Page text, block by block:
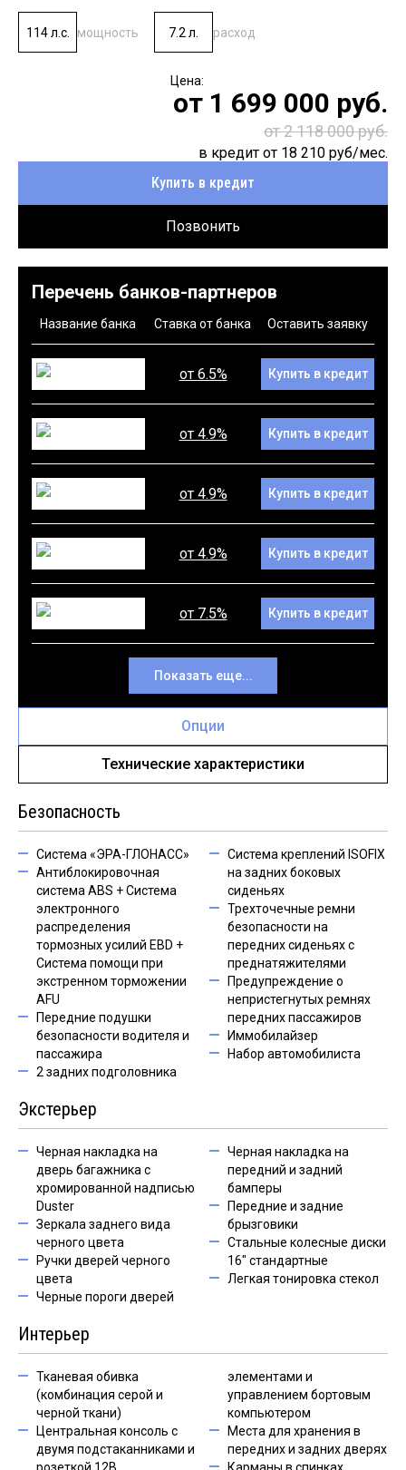
114 л.с. мощность 7.2 л. расход
от 1 699 000 руб.
от 2 118 000 руб.
в кредит от 18 210 руб/мес.
Купить в кредит
Позвонить
Перечень банков-партнеров
Название банка Ставка от банка Оставить заявку
от 6.5% Купить в кредит
от 4.9% Купить в кредит
от 4.9% Купить в кредит
от 4.9% Купить в кредит
от 7.5% Купить в кредит
Показать еще...
Опции
Технические характеристики
Безопасность
Система «ЭРА-ГЛОНАСС»
Антиблокировочная
система ABS + Система
электронного
распределения
тормозных усилий EBD +
Система помощи при
экстренном торможении
AFU
Передние подушки
безопасности водителя и
пассажира
2 задних подголовника
Система креплений ISOFIX
на задних боковых
сиденьях
Трехточечные ремни
безопасности на
передних сиденьях с
преднатяжителями
Предупреждение о
непристегнутых ремнях
передних пассажиров
Иммобилайзер
Набор автомобилиста
Экстерьер
Черная накладка на
дверь багажника с
хромированной надписью
Duster
Зеркала заднего вида
черного цвета
Ручки дверей черного
цвета
Черные пороги дверей
Черная накладка на
передний и задний
бамперы
Передние и задние
брызговики
Стальные колесные диски
16" стандартные
Легкая тонировка стекол
Интерьер
Тканевая обивка
(комбинация серой и
черной ткани)
Центральная консоль с
двумя подстаканниками и
элементами и
управлением бортовым
компьютером
Места для хранения в
передних и задних дверях